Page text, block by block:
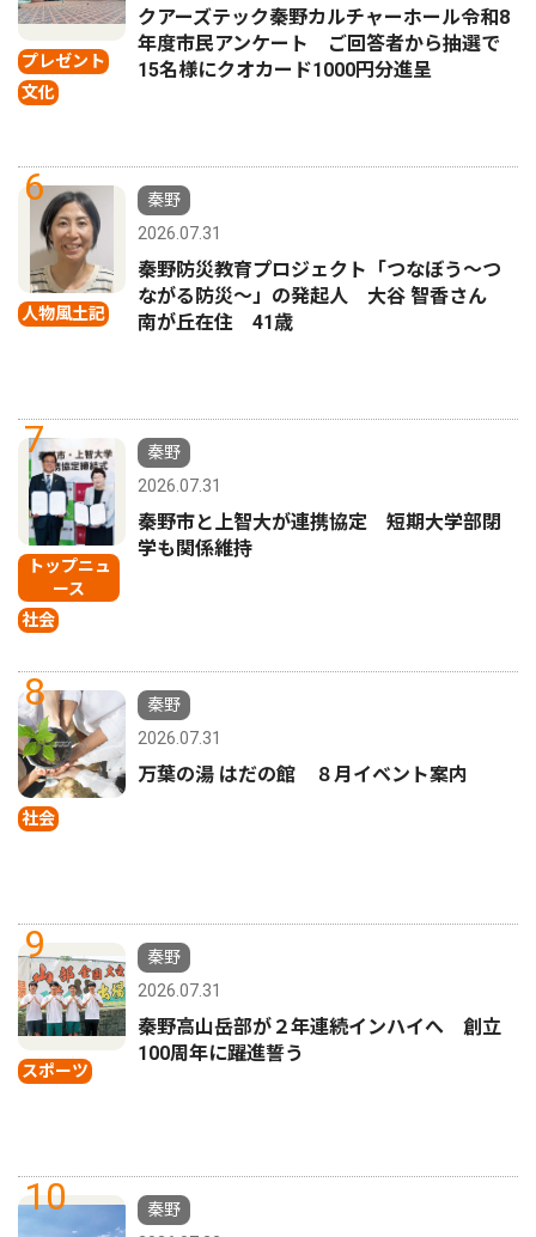
プレゼント
文化
クアーズテック秦野カルチャーホール令和8
年度市民アンケート ご回答者から抽選で
15名様にクオカード1000円分進呈
6
人物風土記
秦野
2026.07.31
秦野防災教育プロジェクト「つなぼう〜つ
ながる防災〜」の発起人 大谷 智香さん
南が丘在住 41歳
7
トップニュ
ース
社会
秦野
2026.07.31
秦野市と上智大が連携協定 短期大学部閉
学も関係維持
8
社会
秦野
2026.07.31
万葉の湯 はだの館 ８月イベント案内
9
スポーツ
秦野
2026.07.31
秦野高山岳部が２年連続インハイへ 創立
100周年に躍進誓う
10
秦野